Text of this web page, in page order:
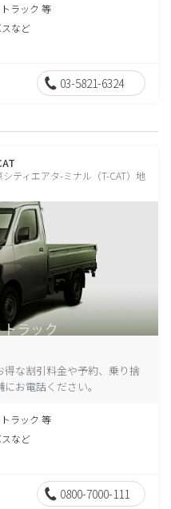
ラック 等
スなど
03-5821-6324
ティエアタ-ミナル（T-CAT）地
得な割引料金や予約、乗り捨
お電話ください。
ラック 等
スなど
0800-7000-111